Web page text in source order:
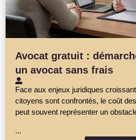
Avocat gratuit :
un avocat sans frais
Face aux enjeux juridiques
citoyens sont confrontés, le coût
peut souvent représenter un
...